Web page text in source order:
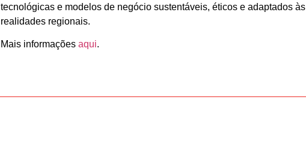
tecnológicas e modelos de negócio sustentáveis, éticos e adaptados às
realidades regionais.
Mais informaçõesaqui.